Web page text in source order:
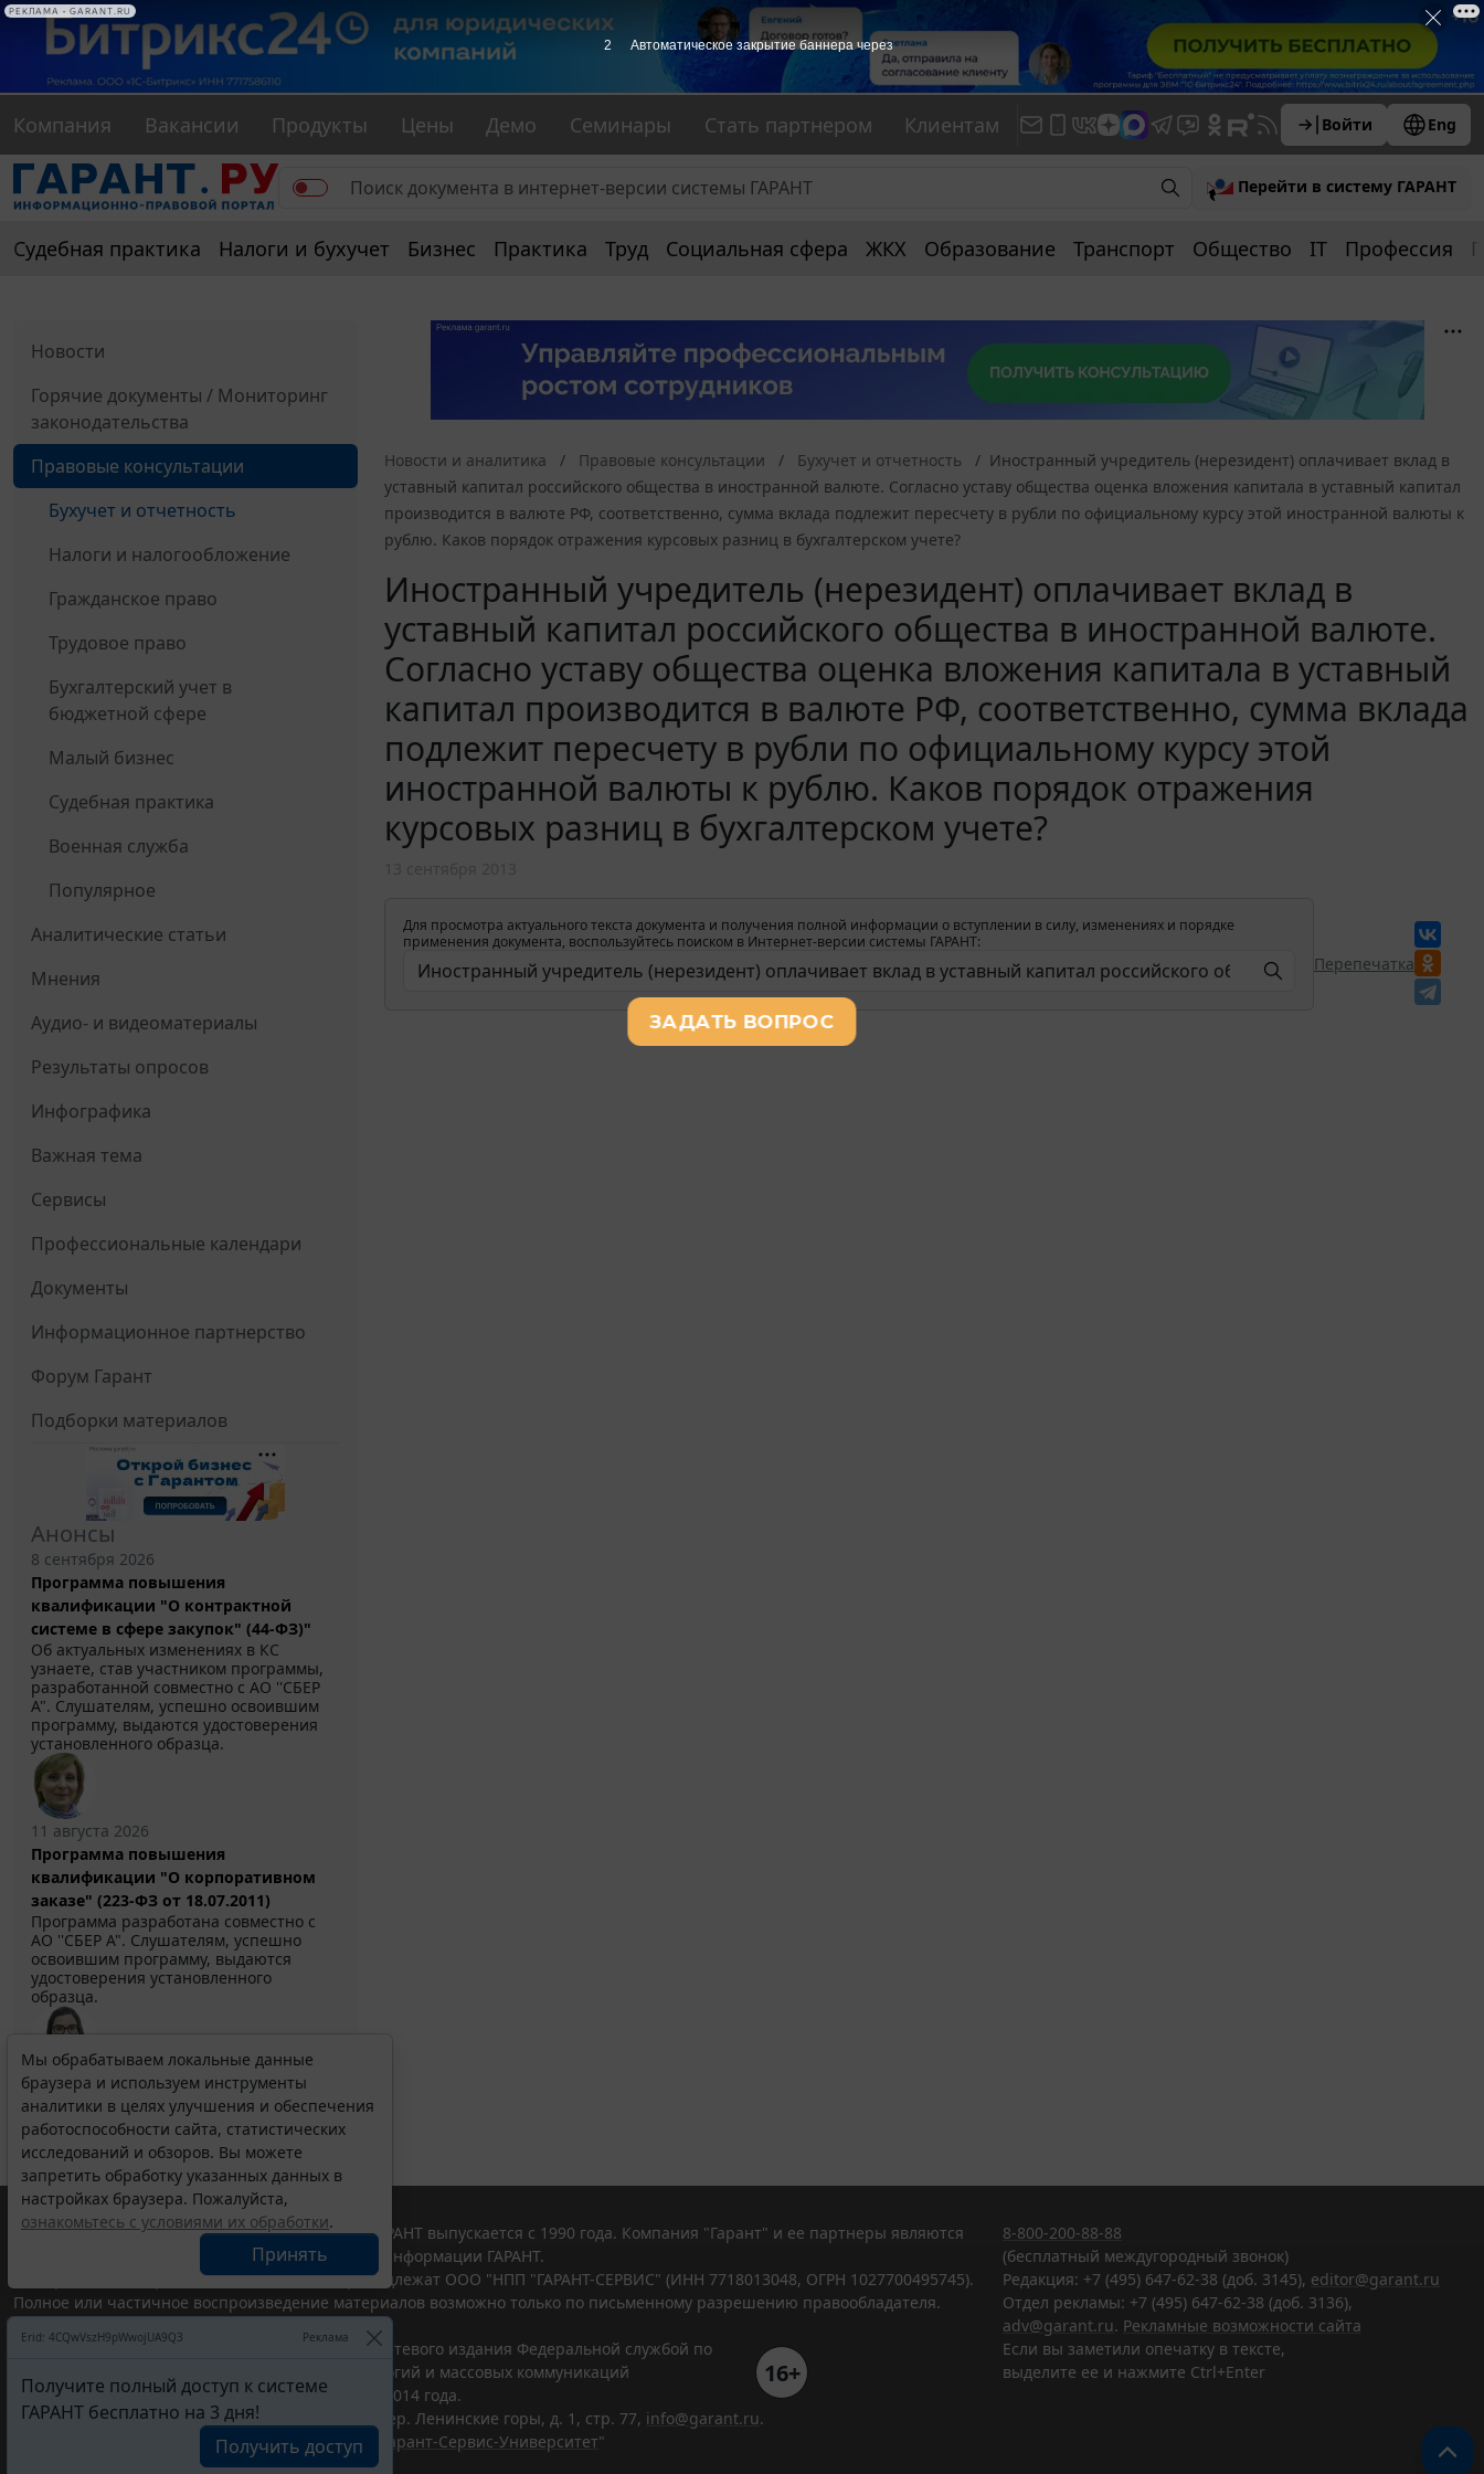
Компания Вакансии Продукты Цены Демо Семинары Стать партнером Клиентам Войти Eng
Перейти в систему ГАРАНТ
Судебная практика Налоги и бухучет Бизнес Практика Труд Социальная сфера ЖКХ Образование Транспорт Общество IT Профессия
Новости
Горячие документы / Мониторинг
законодательства
Правовые консультации
Бухучет и отчетность
Налоги и налогообложение
Гражданское право
Трудовое право
Бухгалтерский учет в
бюджетной сфере
Малый бизнес
Судебная практика
Военная служба
Популярное
Аналитические статьи
Мнения
Аудио- и видеоматериалы
Результаты опросов
Инфографика
Важная тема
Сервисы
Профессиональные календари
Документы
Информационное партнерство
Форум Гарант
Подборки материалов
Анонсы
8 сентября 2026
Программа повышения
квалификации "О контрактной
системе в сфере закупок" (44-ФЗ)"
Об актуальных изменениях в КС
узнаете, став участником программы,
разработанной совместно с АО ''СБЕР
А". Слушателям, успешно освоившим
программу, выдаются удостоверения
установленного образца.
11 августа 2026
Программа повышения
квалификации "О корпоративном
заказе" (223-ФЗ от 18.07.2011)
Программа разработана совместно с
АО ''СБЕР А". Слушателям, успешно
освоившим программу, выдаются
удостоверения установленного
образца.
Выберите тему программы повышения квалификации
для юристов ...
Новости и аналитика Правовые консультации Бухучет и отчетность
Иностранный учредитель (нерезидент) оплачивает вклад в
уставный капитал российского общества в иностранной валюте. Согласно уставу общества оценка вложения капитала в уставный капитал
производится в валюте РФ, соответственно, сумма вклада подлежит пересчету в рубли по официальному курсу этой иностранной валюты к
рублю. Каков порядок отражения курсовых разниц в бухгалтерском учете?
Иностранный учредитель (нерезидент) оплачивает вклад в
уставный капитал российского общества в иностранной валюте.
Согласно уставу общества оценка вложения капитала в уставный
капитал производится в валюте РФ, соответственно, сумма вклада
подлежит пересчету в рубли по официальному курсу этой
иностранной валюты к рублю. Каков порядок отражения
курсовых разниц в бухгалтерском учете?
Для просмотра актуального текста документа и получения полной информации о вступлении в силу, изменениях и порядке
применения документа, воспользуйтесь поиском в Интернет-версии системы ГАРАНТ:
Перепечатка
Мы обрабатываем локальные данные
браузера и используем инструменты
аналитики в целях улучшения и обеспечения
работоспособности сайта, статистических
исследований и обзоров. Вы можете
запретить обработку указанных данных в
настройках браузера. Пожалуйста,
ознакомьтесь с условиями их обработки.
Принять
Erid: 4CQwVszH9pWwojUA9Q3 Реклама
Получите полный доступ к системе
ГАРАНТ бесплатно на 3 дня!
Получить доступ
© ООО "НПП "ГАРАНТ-СЕРВИС", 2026. Система ГАРАНТ выпускается с 1990 года. Компания "Гарант" и ее партнеры являются
участниками Российской ассоциации правовой информации ГАРАНТ.
Все права на материалы сайта ГАРАНТ.РУ принадлежат ООО "НПП "ГАРАНТ-СЕРВИС" (ИНН 7718013048, ОГРН 1027700495745).
Полное или частичное воспроизведение материалов возможно только по письменному разрешению правообладателя.
Портал ГАРАНТ.РУ зарегистрирован в качестве сетевого издания Федеральной службой по
надзору в сфере связи,информационных технологий и массовых коммуникаций
(Роскомнадзором), Эл № ФС77-58365 от 18 июня 2014 года.
16+
ООО "НПП "ГАРАНТ-СЕРВИС", 119234, г. Москва, тер. Ленинские горы, д. 1, стр. 77, info@garant.ru.
Разработчик ЭПС Система ГАРАНТ – ООО "НПП "
Гарант-Сервис-Университет"
8-800-200-88-88
(бесплатный междугородный звонок)
Редакция: +7 (495) 647-62-38 (доб. 3145), editor@garant.ru
Отдел рекламы: +7 (495) 647-62-38 (доб. 3136),
adv@garant.ru. Рекламные возможности сайта
Если вы заметили опечатку в тексте,
выделите ее и нажмите Ctrl+Enter
1 Автоматическое закрытие баннера через
РЕКЛАМА • GARANT.RU